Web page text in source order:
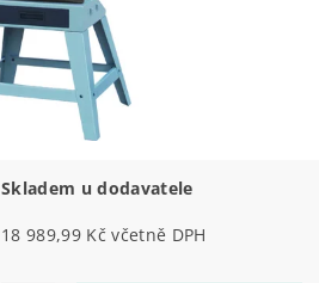
Skladem u dodavatele
18 989,99 Kč včetně DPH